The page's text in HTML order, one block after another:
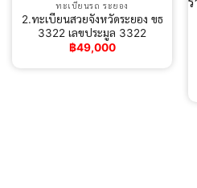
ทะเบียนรถ ระยอง
2.ทะเบียนสวยจังหวัดระยอง ขธ
3322 เลขประมูล 3322
฿49,000